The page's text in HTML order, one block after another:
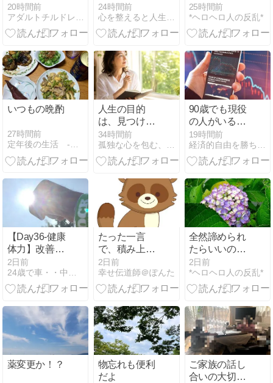
めに絶対知っ
ておくべきこ
と！
20時間前
つけるものじ
ゃなかった
24時間前
て
25時間前
*ヘロヘロ人の反乱*
いつもの晩酌
27時間前
人生の目的
は、見つける
ものではなく
育てていくも
の
34時間前
90歳でも現役
の人がいる｜
年齢を言い訳
にしない時代
が来た
19時間前
【Day36-健康
体力】改善・
改良を繰り返
す！！〜Road
to 2030W杯〜
2日前
たった一言
で、積み上げ
た信用を失っ
てしまうこと
があります
2日前
幸せ伝道師＠ぽんた
全然諦められ
たらいいのに
な～
2日前
*ヘロヘロ人の反乱*
薬変更か！？
物忘れも便利
だよ
ご家族の話し
合いの大切さ